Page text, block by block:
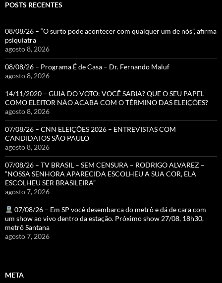
POSTS RECENTES
08/08/26 – “O surto pode acontecer com qualquer um de nós”, afirma
psiquiatra
agosto 8, 2026
08/08/26 – Programa É de Casa – Dr. Fernando Maluf
agosto 8, 2026
14/11/2020 – GUIA DO VOTO: VOCÊ SABIA? QUE O SEU PAPEL
COMO ELEITOR NÃO ACABA COM O TÉRMINO DAS ELEIÇÕES?
agosto 8, 2026
07/08/26 – CNN ELEIÇÕES 2026 – ENTREVISTAS COM
CANDIDATOS SÃO PAULO
agosto 8, 2026
07/08/26 – TV BRASIL – SEM CENSURA – RODRIGO ALVAREZ –
“NOSSA SENHORA APARECIDA ESCOLHEU A SUA COR, ELA
ESCOLHEU SER BRASILEIRA”
agosto 7, 2026
07/08/26 – Em SP você desembarca do metrô e dá de cara com
um show ao vivo dentro da estação. Próximo show 27/08, 18h30,
metrô Santana
agosto 7, 2026
META